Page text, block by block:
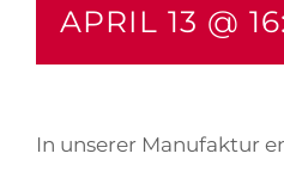
APRIL 13 @
In unserer Manufaktur